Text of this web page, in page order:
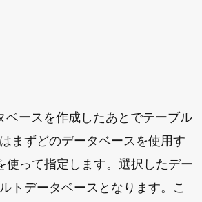
ベースを作成したあとでテーブル
まずどのデータベースを使用す
使って指定します。選択したデー
トデータベースとなります。こ